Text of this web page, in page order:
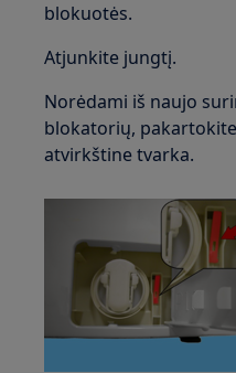
blokuotės.
Atjunkite jungtį.
Norėdami iš naujo
blokatorių,
atvirkštine tvarka.